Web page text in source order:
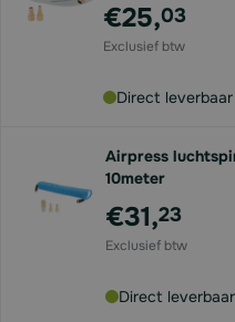
€25,03
Direct leverbaar
Airpress
10meter
€31,23
Direct leverbaar